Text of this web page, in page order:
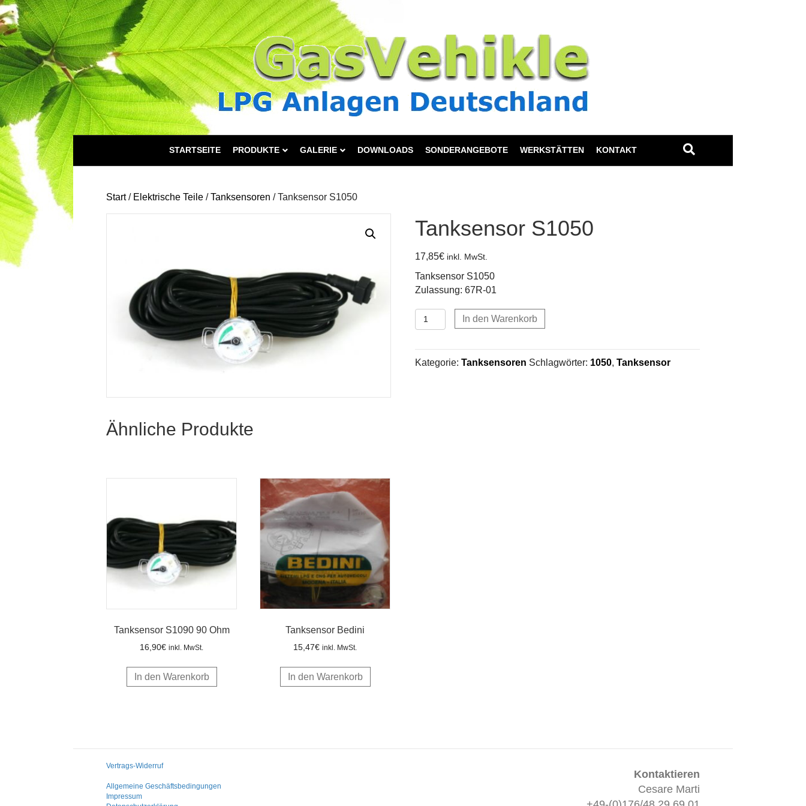
STARTSEITE PRODUKTE GALERIE DOWNLOADS SONDERANGEBOTE WERKSTÄTTEN KONTAKT
Start/ Elektrische Teile /Tanksensoren / Tanksensor S1050
Tanksensor S1050
17,85€ inkl. MwSt.
Tanksensor S1050
Zulassung: 67R-01
Tanksensor
S1050
In den Warenkorb
Kategorie: Tanksensoren Schlagwörter: 1050, Tanksensor
Ähnliche Produkte
Tanksensor S1090 90 Ohm
16,90€ inkl. MwSt.
In den Warenkorb
Tanksensor Bedini
15,47€ inkl. MwSt.
In den Warenkorb
Vertrags-Widerruf
Allgemeine Geschäftsbedingungen
Impressum
Kontaktieren
Cesare Marti